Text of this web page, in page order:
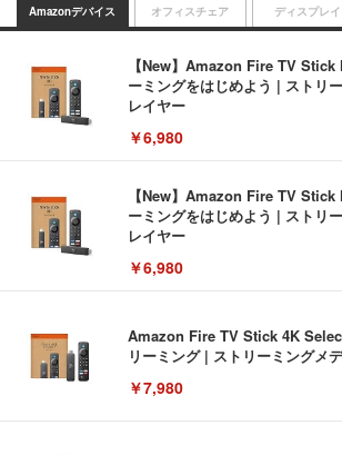
Amazonデバイス
【New】Amazon Fire TV Stick
ーミングをはじめよう | ストリ
レイヤー
￥6,980
【New】Amazon Fire TV Stick
ーミングをはじめよう | ストリ
レイヤー
￥6,980
Amazon Fire TV Stick 4K
リーミング | ストリーミングメ
￥7,980
オフィスチェア ディスプレイ